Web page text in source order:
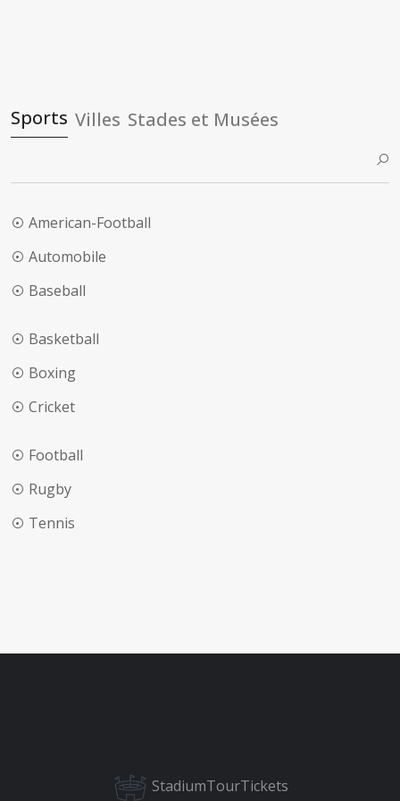
Sports Villes Stades et Musées
American-Football
Automobile
Baseball
Basketball
Boxing
Cricket
Football
Rugby
Tennis
StadiumTourTickets